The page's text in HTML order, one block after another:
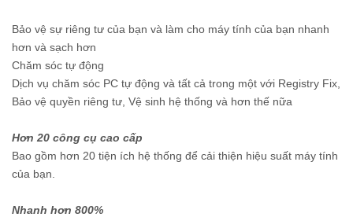
Bảo vệ sự riêng tư của bạn và làm cho máy tính của bạn nhanh
hơn và sạch hơn
Chăm sóc tự động
Dịch vụ chăm sóc PC tự động và tất cả trong một với Registry Fix,
Bảo vệ quyền riêng tư, Vệ sinh hệ thống và hơn thế nữa
Hơn 20 công cụ cao cấp
Bao gồm hơn 20 tiện ích hệ thống để cải thiện hiệu suất máy tính
của bạn.
Nhanh hơn 800%